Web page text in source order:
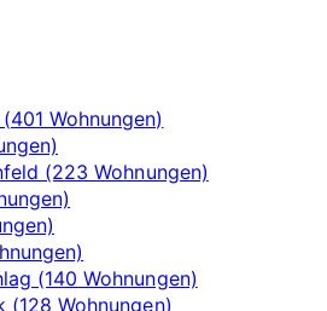
Wohnungen)
(223 Wohnungen)
(140 Wohnungen)
(128 Wohnungen)